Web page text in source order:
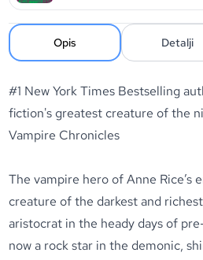
Opis Detalji
#1 New York Times Bestselling
fiction's greatest creature of the
Vampire Chronicles
The vampire hero of Anne Rice’s
creature of the darkest and
aristocrat in the heady days of
now a rock star in the demonic,